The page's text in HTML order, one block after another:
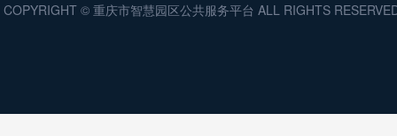
COPYRIGHT © 重庆市智慧园区公共服务平台 ALL RIGHTS